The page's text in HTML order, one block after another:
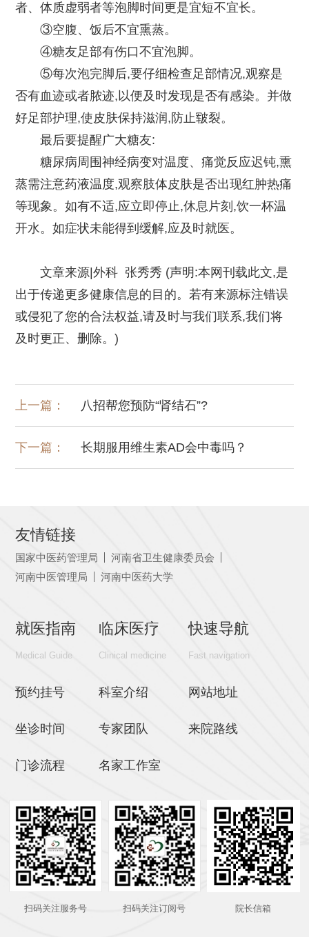
者、体质虚弱者等泡脚时间更是宜短不宜长。
③空腹、饭后不宜熏蒸。
④糖友足部有伤口不宜泡脚。
⑤每次泡完脚后,要仔细检查足部情况,观察是
否有血迹或者脓迹,以便及时发现是否有感染。并做
好足部护理,使皮肤保持滋润,防止皲裂。
最后要提醒广大糖友:
糖尿病周围神经病变对温度、痛觉反应迟钝,熏
蒸需注意药液温度,观察肢体皮肤是否出现红肿热痛
等现象。如有不适,应立即停止,休息片刻,饮一杯温
开水。如症状未能得到缓解,应及时就医。
文章来源|外科 张秀秀 (声明:本网刊载此文,是
出于传递更多健康信息的目的。若有来源标注错误
或侵犯了您的合法权益,请及时与我们联系,我们将
及时更正、删除。)
上一篇： 八招帮您预防“肾结石”?
下一篇： 长期服用维生素AD会中毒吗？
友情链接
国家中医药管理局
河南省卫生健康委员会
河南中医管理局
河南中医药大学
就医指南
Medical Guide
预约挂号
坐诊时间
门诊流程
临床医疗
Clinical medicine
科室介绍
专家团队
名家工作室
快速导航
Fast navigation
网站地址
来院路线
扫码关注服务号 扫码关注订阅号 院长信箱